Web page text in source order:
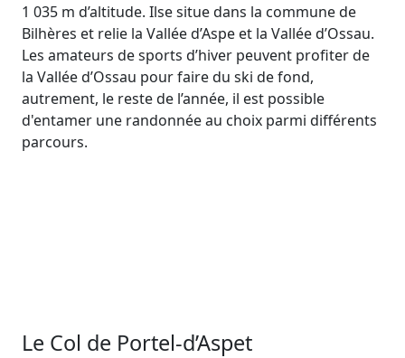
1 035 m d’altitude. Ilse situe dans la commune de
Bilhères et relie la Vallée d’Aspe et la Vallée d’Ossau.
Les amateurs de sports d’hiver peuvent profiter de
la Vallée d’Ossau pour faire du ski de fond,
autrement, le reste de l’année, il est possible
d'entamer une randonnée au choix parmi différents
parcours.
Le Col de Portel-d’Aspet